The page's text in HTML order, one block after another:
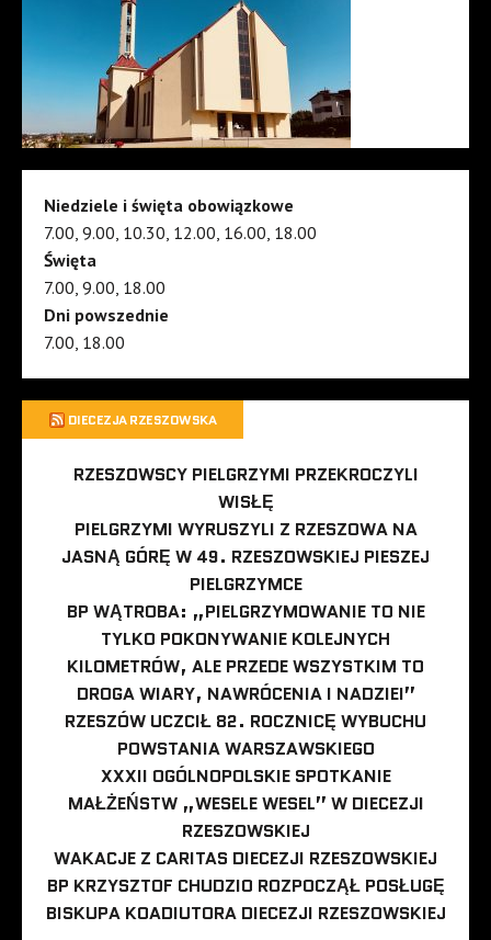
Niedziele i święta obowiązkowe
7.00, 9.00, 10.30, 12.00, 16.00, 18.00
Święta
7.00, 9.00, 18.00
Dni powszednie
7.00, 18.00
DIECEZJA RZESZOWSKA
RZESZOWSCY PIELGRZYMI PRZEKROCZYLI
WISŁĘ
PIELGRZYMI WYRUSZYLI Z RZESZOWA NA
JASNĄ GÓRĘ W 49. RZESZOWSKIEJ PIESZEJ
PIELGRZYMCE
BP WĄTROBA: „PIELGRZYMOWANIE TO NIE
TYLKO POKONYWANIE KOLEJNYCH
KILOMETRÓW, ALE PRZEDE WSZYSTKIM TO
DROGA WIARY, NAWRÓCENIA I NADZIEI”
RZESZÓW UCZCIŁ 82. ROCZNICĘ WYBUCHU
POWSTANIA WARSZAWSKIEGO
XXXII OGÓLNOPOLSKIE SPOTKANIE
MAŁŻEŃSTW „WESELE WESEL” W DIECEZJI
RZESZOWSKIEJ
WAKACJE Z CARITAS DIECEZJI RZESZOWSKIEJ
BP KRZYSZTOF CHUDZIO ROZPOCZĄŁ POSŁUGĘ
BISKUPA KOADIUTORA DIECEZJI RZESZOWSKIEJ